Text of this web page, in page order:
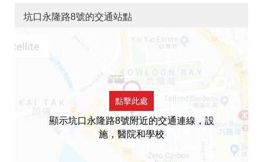
坑口永隆路8號的交通站點
點擊此處
顯示坑口永隆路8號附近的交通連線，設
施，醫院和學校